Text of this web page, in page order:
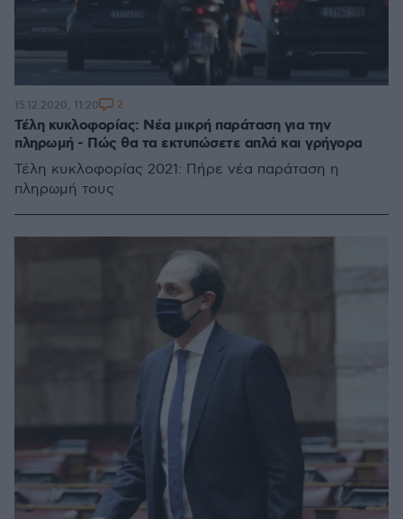
Τέλη κυκλοφορίας: Νέα μικρή παράταση για την
πληρωμή - Πώς θα τα εκτυπώσετε απλά και γρήγορα
Τέλη κυκλοφορίας 2021: Πήρε νέα παράταση η
πληρωμή τους
15.12.2020, 11:20 2